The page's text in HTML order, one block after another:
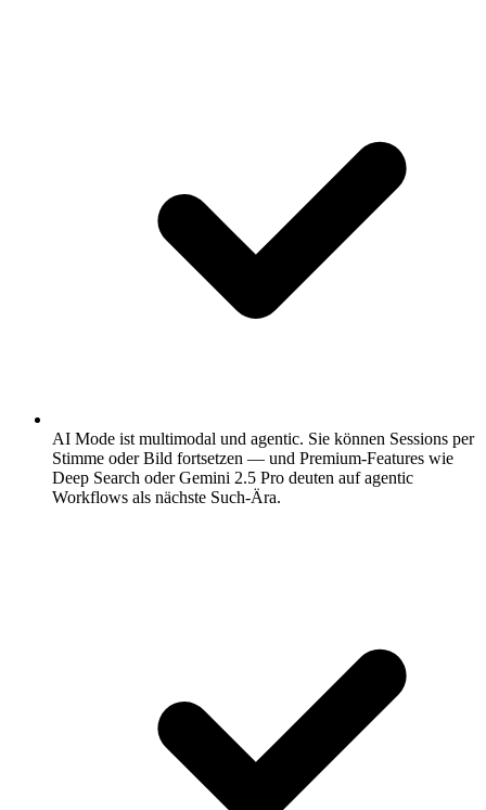
AI Mode ist multimodal und agentic. Sie können Sessions per
Stimme oder Bild fortsetzen — und Premium-Features wie
Deep Search oder Gemini 2.5 Pro deuten auf agentic
Workflows als nächste Such-Ära.